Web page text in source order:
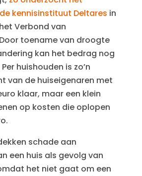
kennisinstituut Deltares in
Verbond van
toename van droogte
kan het bedrag nog
huishouden is zo’n
van de huiseigenaren met
klaar, maar een klein
op kosten die oplopen
schade aan
een huis als gevolg van
het niet gaat om een